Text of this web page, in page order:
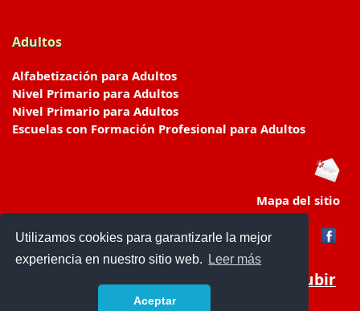
Utilizamos cookies para garantizarle la mejor
experiencia en nuestro sitio web.
Leer más
Aceptar
Adultos
Alfabetización para Adultos
Nivel Primario para Adultos
Nivel Primario para Adultos
Escuelas con Formación Profesional para Adultos
Mapa del sitio
Subir